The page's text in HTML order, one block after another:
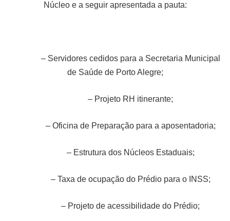
Núcleo e a seguir apresentada a pauta:
– Servidores cedidos para a Secretaria Municipal
de Saúde de Porto Alegre;
– Projeto RH itinerante;
– Oficina de Preparação para a aposentadoria;
– Estrutura dos Núcleos Estaduais;
– Taxa de ocupação do Prédio para o INSS;
– Projeto de acessibilidade do Prédio;